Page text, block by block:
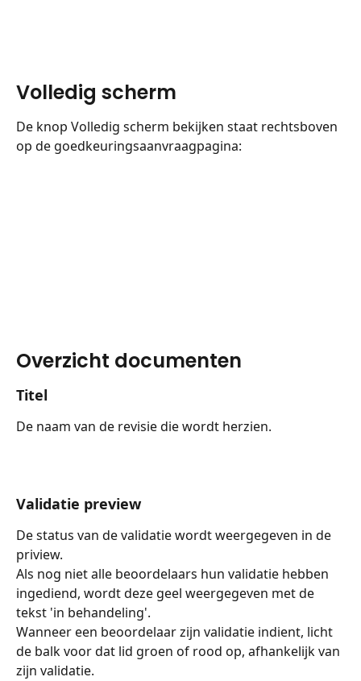
Volledig scherm
De knop Volledig scherm bekijken staat rechtsboven
op de goedkeuringsaanvraagpagina:
Overzicht documenten
Titel
De naam van de revisie die wordt herzien.
Validatie preview
De status van de validatie wordt weergegeven in de
priview.
Als nog niet alle beoordelaars hun validatie hebben
ingediend, wordt deze geel weergegeven met de
tekst 'in behandeling'.
Wanneer een beoordelaar zijn validatie indient, licht
de balk voor dat lid groen of rood op, afhankelijk van
zijn validatie.